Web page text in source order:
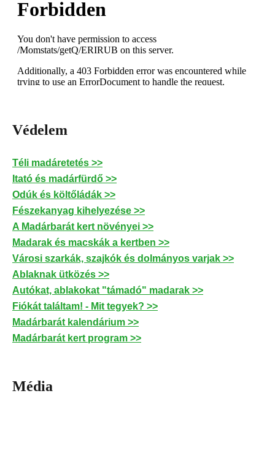
Védelem
Téli madáretetés >>
Itató és madárfürdő >>
Odúk és költőládák >>
Fészekanyag kihelyezése >>
A Madárbarát kert növényei >>
Madarak és macskák a kertben >>
Városi szarkák, szajkók és dolmányos varjak >>
Ablaknak ütközés >>
Autókat, ablakokat "támadó" madarak >>
Fiókát találtam! - Mit tegyek? >>
Madárbarát kalendárium >>
Madárbarát kert program >>
Média